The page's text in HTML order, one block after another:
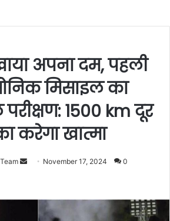
अपना दम, पहली
मिसाइल का
1500 km दूर
करेगा खात्मा
Send November 17, 2024 0